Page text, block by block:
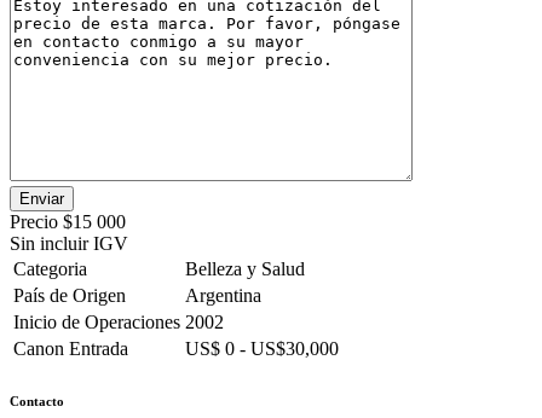
Precio $15 000
Sin incluir IGV
Categoria
Belleza y Salud
País de Origen
Argentina
Inicio de Operaciones 2002
Canon Entrada
US$ 0 - US$30,000
Contacto